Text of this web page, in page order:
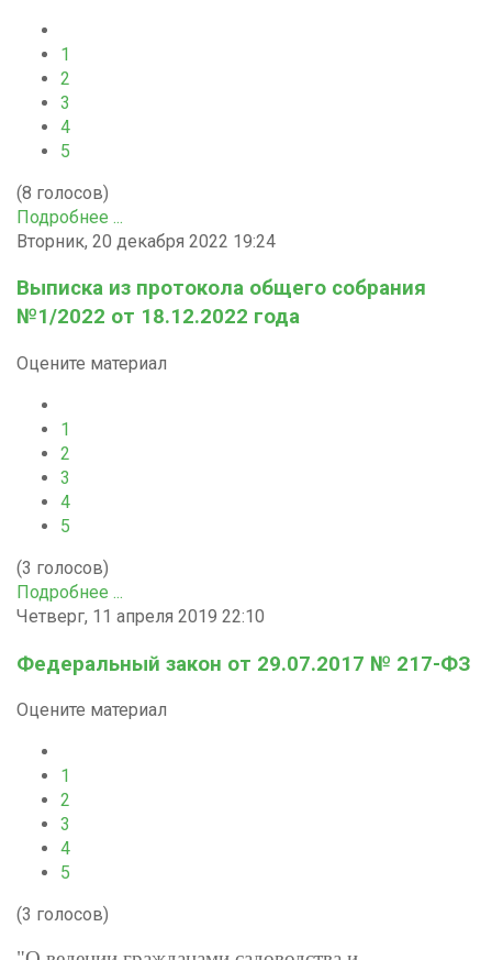
1
2
3
4
5
(8 голосов)
Подробнее ...
Вторник, 20 декабря 2022 19:24
Выписка из протокола общего собрания
№1/2022 от 18.12.2022 года
Оцените материал
1
2
3
4
5
(3 голосов)
Подробнее ...
Четверг, 11 апреля 2019 22:10
Федеральный закон от 29.07.2017 № 217-ФЗ
Оцените материал
1
2
3
4
5
(3 голосов)